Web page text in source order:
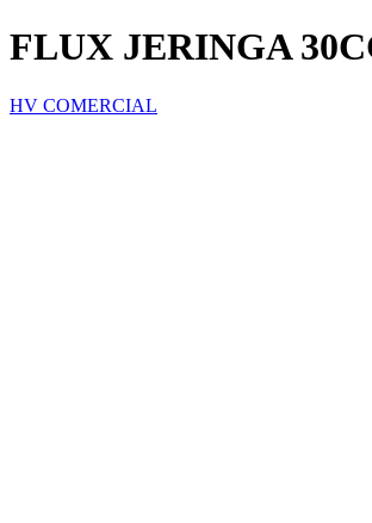
FLUX JERINGA
HV COMERCIAL